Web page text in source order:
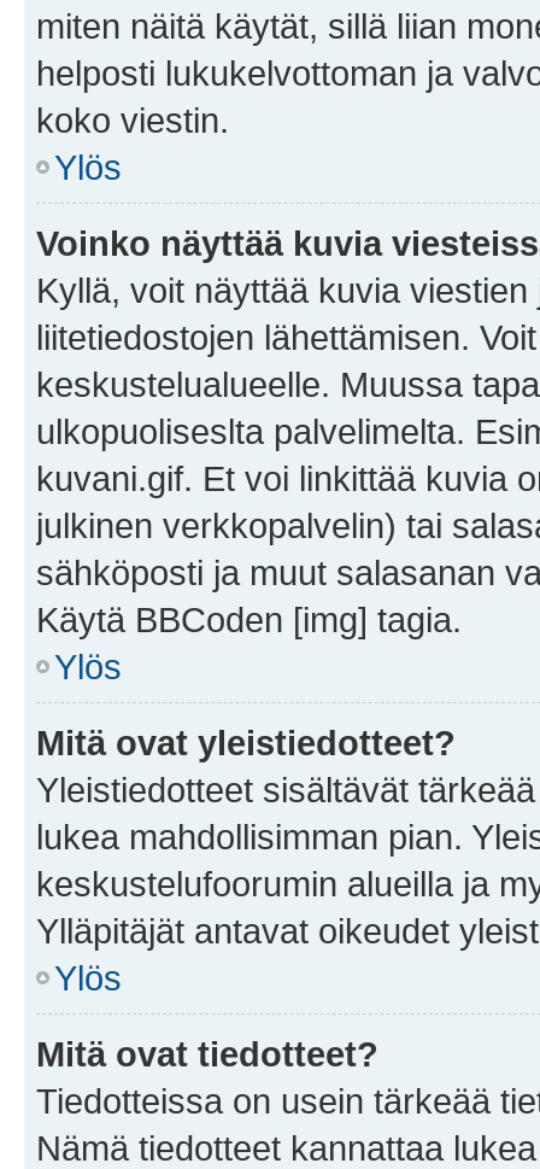
miten näitä käytät, sillä liian
helposti lukukelvottoman ja
koko viestin.
Ylös
Voinko näyttää kuvia
Kyllä, voit näyttää kuvia
liitetiedostojen lähettämisen.
keskustelualueelle. Muussa
ulkopuoliseslta palvelimelta.
kuvani.gif. Et voi linkittää kuvia
julkinen verkkopalvelin) tai
sähköposti ja muut salasanan
Käytä BBCoden [img] tagia.
Ylös
Mitä ovat yleistiedotteet?
Yleistiedotteet sisältävät
lukea mahdollisimman pian.
keskustelufoorumin alueilla ja
Ylläpitäjät antavat oikeudet
Ylös
Mitä ovat tiedotteet?
Tiedotteissa on usein tärkeää
Nämä tiedotteet kannattaa